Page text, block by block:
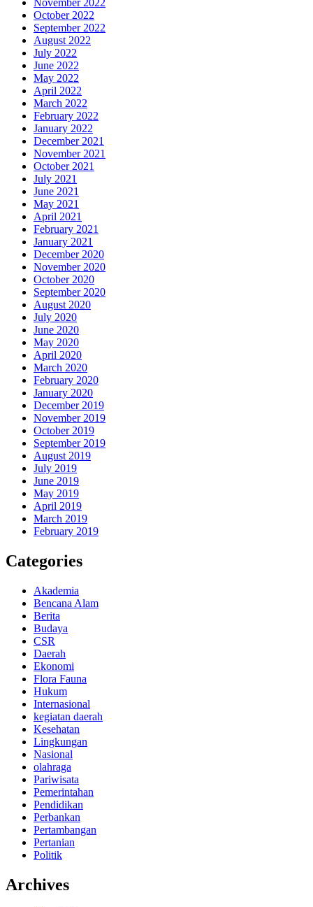
November 2022
October 2022
September 2022
August 2022
July 2022
June 2022
May 2022
April 2022
March 2022
February 2022
January 2022
December 2021
November 2021
October 2021
July 2021
June 2021
May 2021
April 2021
February 2021
January 2021
December 2020
November 2020
October 2020
September 2020
August 2020
July 2020
June 2020
May 2020
April 2020
March 2020
February 2020
January 2020
December 2019
November 2019
October 2019
September 2019
August 2019
July 2019
June 2019
May 2019
April 2019
March 2019
February 2019
Categories
Akademia
Bencana Alam
Berita
Budaya
CSR
Daerah
Ekonomi
Flora Fauna
Hukum
Internasional
kegiatan daerah
Kesehatan
Lingkungan
Nasional
olahraga
Pariwisata
Pemerintahan
Pendidikan
Perbankan
Pertambangan
Pertanian
Politik
Archives